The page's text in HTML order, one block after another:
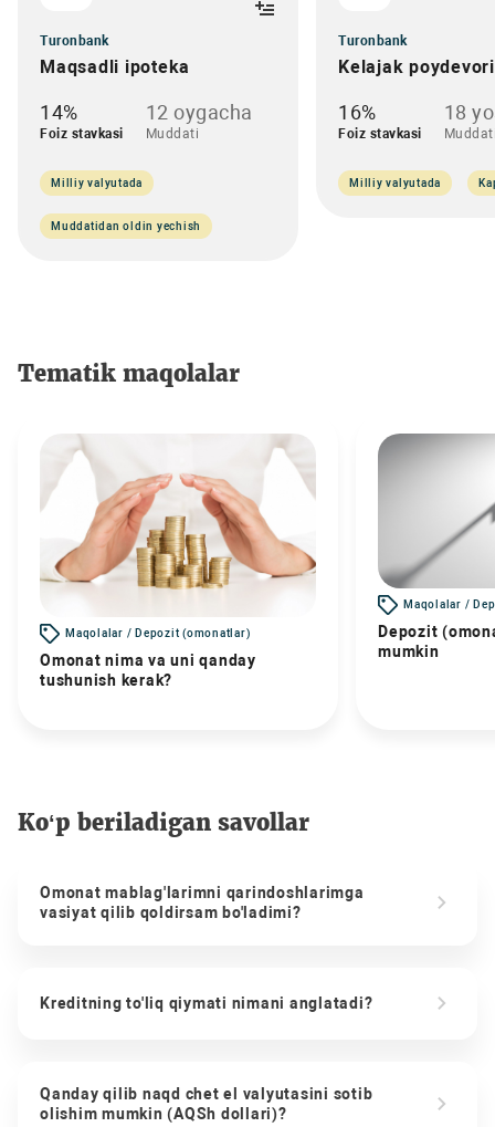
Turonbank
Maqsadli ipoteka
14%
Foiz stavkasi
12 oygacha
Muddati
Milliy valyutada
Muddatidan oldin yechish
Turonbank
Kelajak poydevori
16%
Foiz stavkasi
18
Milliy valyutada
Tematik maqolalar
Maqolalar / Depozit (omonatlar)
Omonat nima va uni qanday
tushunish kerak?
Maqolalar /
Depozit
mumkin
Ko‘p beriladigan savollar
Omonat mablag'larimni qarindoshlarimga
vasiyat qilib qoldirsam bo'ladimi?
Kreditning to'liq qiymati nimani anglatadi?
Qanday qilib naqd chet el valyutasini sotib
olishim mumkin (AQSh dollari)?